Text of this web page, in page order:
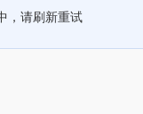
，请刷新重试